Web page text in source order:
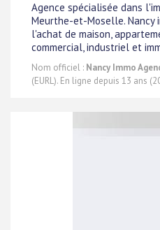
Agence spécialisée dans
Meurthe-et-Moselle. Nancy
l'achat de maison,
commercial, industriel et
Nom officiel : Nancy Immo
(EURL). En ligne depuis 13 ans